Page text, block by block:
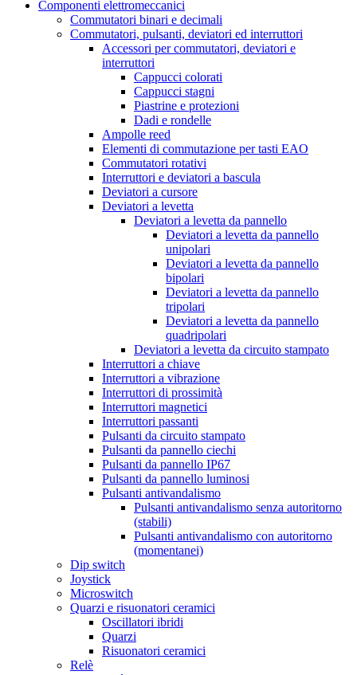
Componenti elettromeccanici
Commutatori binari e decimali
Commutatori, pulsanti, deviatori ed interruttori
Accessori per commutatori, deviatori e
interruttori
Cappucci colorati
Cappucci stagni
Piastrine e protezioni
Dadi e rondelle
Ampolle reed
Elementi di commutazione per tasti EAO
Commutatori rotativi
Interruttori e deviatori a bascula
Deviatori a cursore
Deviatori a levetta
Deviatori a levetta da pannello
Deviatori a levetta da pannello
unipolari
Deviatori a levetta da pannello
bipolari
Deviatori a levetta da pannello
tripolari
Deviatori a levetta da pannello
quadripolari
Deviatori a levetta da circuito stampato
Interruttori a chiave
Interruttori a vibrazione
Interruttori di prossimità
Interruttori magnetici
Interruttori passanti
Pulsanti da circuito stampato
Pulsanti da pannello ciechi
Pulsanti da pannello IP67
Pulsanti da pannello luminosi
Pulsanti antivandalismo
Pulsanti antivandalismo senza autoritorno
(stabili)
Pulsanti antivandalismo con autoritorno
(momentanei)
Dip switch
Joystick
Microswitch
Quarzi e risuonatori ceramici
Oscillatori ibridi
Quarzi
Risuonatori ceramici
Relè